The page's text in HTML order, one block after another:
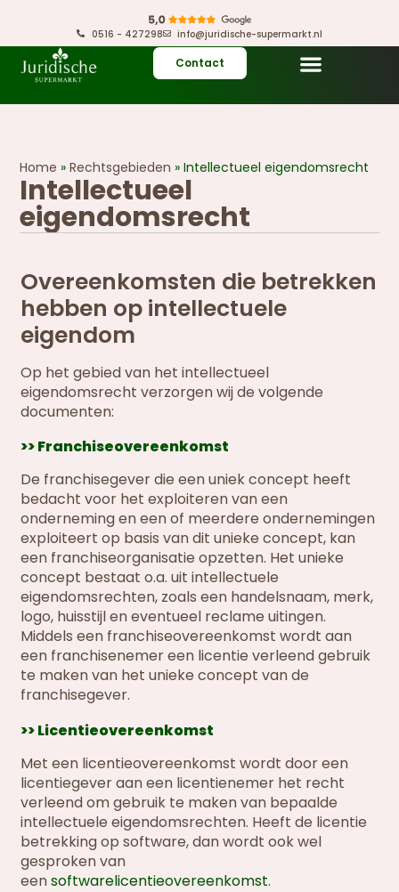
0516 - 427298 info@juridische-supermarkt.nl
Contact
Intellectueel
eigendomsrecht
Home »Rechtsgebieden »Intellectueel eigendomsrecht
Overeenkomsten die betrekken
hebben op intellectuele
eigendom
Op het gebied van het intellectueel
eigendomsrecht verzorgen wij de volgende
documenten:
>> Franchiseovereenkomst
De franchisegever die een uniek concept heeft
bedacht voor het exploiteren van een
onderneming en een of meerdere ondernemingen
exploiteert op basis van dit unieke concept, kan
een franchiseorganisatie opzetten. Het unieke
concept bestaat o.a. uit intellectuele
eigendomsrechten, zoals een handelsnaam, merk,
logo, huisstijl en eventueel reclame uitingen.
Middels een franchiseovereenkomst wordt aan
een franchisenemer een licentie verleend gebruik
te maken van het unieke concept van de
franchisegever.
>> Licentieovereenkomst
Met een licentieovereenkomst wordt door een
licentiegever aan een licentienemer het recht
verleend om gebruik te maken van bepaalde
intellectuele eigendomsrechten. Heeft de licentie
betrekking op software, dan wordt ook wel
gesproken van
eensoftwarelicentieovereenkomst.